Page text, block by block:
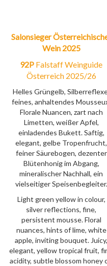
Salonsieger
Wein 2025
92P Falstaff Weinguide
Österreich 2025/26
Helles Grüngelb,
feines, anhaltendes
Florale Nuancen, zart nach
Limetten, weißer Apfel,
einladendes Bukett. Saftig,
elegant, gelbe Tropenfrucht,
feiner Säurebogen, dezenter
Blütenhonig im Abgang,
mineralischer Nachhall, ein
vielseitiger Speisenbegleiter.
Light green yellow in colour,
silver reflections, fine,
persistent mousse. Floral
nuances, hints of lime, white
apple, inviting bouquet. Juicy,
elegant, yellow tropical fruit,
acidity, subtle blossom honey